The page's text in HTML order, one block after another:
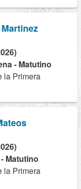
- Matutino
la Primera
Matutino
la Primera